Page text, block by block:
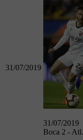
31/07/2019
31/07/2019
Boca 2 -